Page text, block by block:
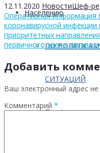
Населению
ПО ВОПРОСАМ
СИТУАЦИЙ
Профилактика
12.11.2020 НовостиШеф-
Оперативная информация
коронавирусной инфекции
приоритетных
первичного звена
Добавить
Ваш электронный адрес
Комментарий *